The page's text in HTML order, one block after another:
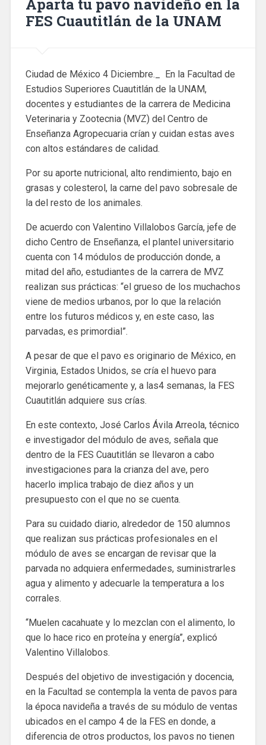
Aparta tu pavo navideño en la
FES Cuautitlán de la UNAM
Ciudad de México 4 Diciembre._ En la Facultad de
Estudios Superiores Cuautitlán de la UNAM,
docentes y estudiantes de la carrera de Medicina
Veterinaria y Zootecnia (MVZ) del Centro de
Enseñanza Agropecuaria crían y cuidan estas aves
con altos estándares de calidad.
Por su aporte nutricional, alto rendimiento, bajo en
grasas y colesterol, la carne del pavo sobresale de
la del resto de los animales.
De acuerdo con Valentino Villalobos García, jefe de
dicho Centro de Enseñanza, el plantel universitario
cuenta con 14 módulos de producción donde, a
mitad del año, estudiantes de la carrera de MVZ
realizan sus prácticas: “el grueso de los muchachos
viene de medios urbanos, por lo que la relación
entre los futuros médicos y, en este caso, las
parvadas, es primordial”.
A pesar de que el pavo es originario de México, en
Virginia, Estados Unidos, se cría el huevo para
mejorarlo genéticamente y, a las4 semanas, la FES
Cuautitlán adquiere sus crías.
En este contexto, José Carlos Ávila Arreola, técnico
e investigador del módulo de aves, señala que
dentro de la FES Cuautitlán se llevaron a cabo
investigaciones para la crianza del ave, pero
hacerlo implica trabajo de diez años y un
presupuesto con el que no se cuenta.
Para su cuidado diario, alrededor de 150 alumnos
que realizan sus prácticas profesionales en el
módulo de aves se encargan de revisar que la
parvada no adquiera enfermedades, suministrarles
agua y alimento y adecuarle la temperatura a los
corrales.
“Muelen cacahuate y lo mezclan con el alimento, lo
que lo hace rico en proteína y energía”, explicó
Valentino Villalobos.
Después del objetivo de investigación y docencia,
en la Facultad se contempla la venta de pavos para
la época navideña a través de su módulo de ventas
ubicados en el campo 4 de la FES en donde, a
diferencia de otros productos, los pavos no tienen